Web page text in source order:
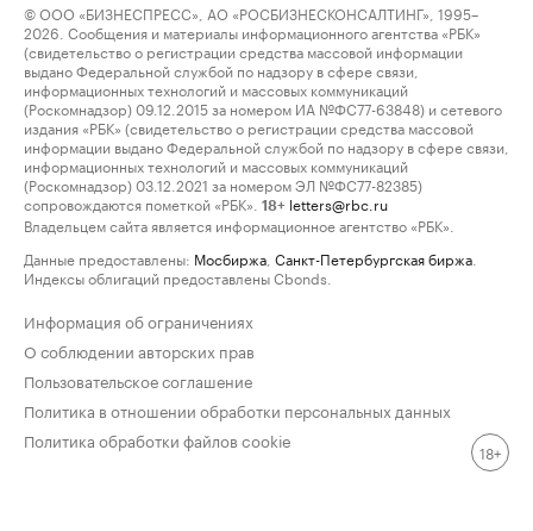
© ООО «БИЗНЕСПРЕСС», АО «РОСБИЗНЕСКОНСАЛТИНГ», 1995–
2026. Сообщения и материалы информационного агентства «РБК»
(свидетельство о регистрации средства массовой информации
выдано Федеральной службой по надзору в сфере связи,
информационных технологий и массовых коммуникаций
(Роскомнадзор) 09.12.2015 за номером ИА №ФС77-63848) и сетевого
издания «РБК» (свидетельство о регистрации средства массовой
информации выдано Федеральной службой по надзору в сфере связи,
информационных технологий и массовых коммуникаций
(Роскомнадзор) 03.12.2021 за номером ЭЛ №ФС77-82385)
сопровождаются пометкой «РБК».
18+ letters@rbc.ru
Владельцем сайта является информационное агентство «РБК».
Данные предоставлены: Мосбиржа Санкт-Петербургская биржа
Индексы облигаций предоставлены Cbonds.
Информация об ограничениях
О соблюдении авторских прав
Пользовательское соглашение
Политика в отношении обработки персональных данных
Политика обработки файлов cookie
18+